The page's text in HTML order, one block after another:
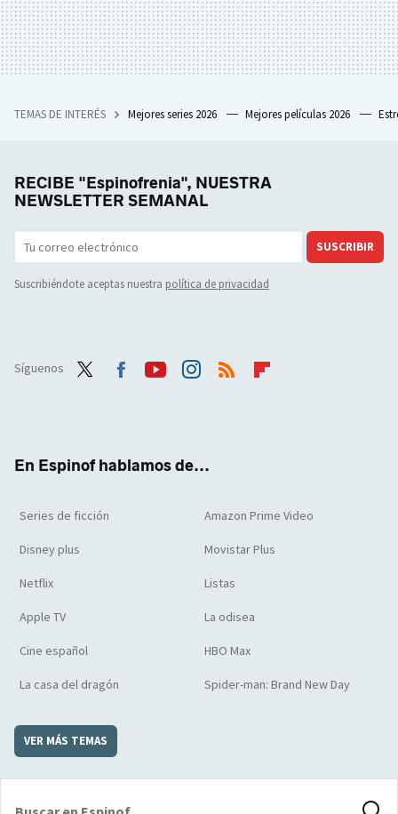
TEMAS DE INTERÉS Mejores series 2026 Mejores películas 2026
RECIBE "Espinofrenia", NUESTRA
NEWSLETTER SEMANAL
SUSCRIBIR
Suscribiéndote aceptas nuestra política de privacidad
Síguenos
En Espinof hablamos de...
Series de ficción Amazon Prime Video
Disney plus Movistar Plus
Netflix Listas
Apple TV La odisea
Cine español HBO Max
La casa del dragón Spider-man: Brand New Day
VER MÁS TEMAS